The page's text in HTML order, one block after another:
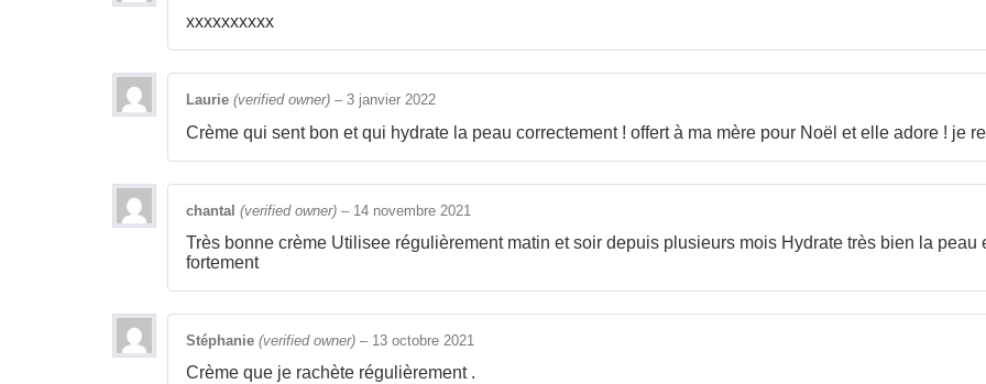
xxxxxxxxxx
Laurie (verified owner) – 3 janvier 2022
Crème qui sent bon et qui hydrate la peau correctement ! offert à ma mère pour Noël et elle adore ! je
chantal (verified owner) – 14 novembre 2021
Très bonne crème Utilisee régulièrement matin et soir depuis plusieurs mois Hydrate très bien la
fortement
Stéphanie (verified owner) – 13 octobre 2021
Crème que je rachète régulièrement .